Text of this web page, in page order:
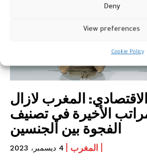
Deny
View preferences
Cookie Policy
المغرب لازال
الأخيرة في تصنيف
الفجوة بين الجنسين
المغرب 4 ديسمبر، 2023